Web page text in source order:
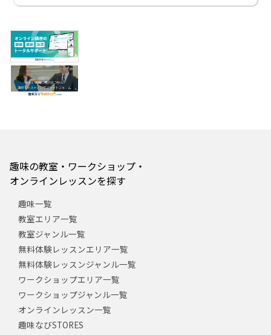
趣味の教室・ワークショップ・
オンラインレッスンを探す
趣味一覧
教室エリア一覧
教室ジャンル一覧
無料体験レッスンエリア一覧
無料体験レッスンジャンル一覧
ワークショップエリア一覧
ワークショップジャンル一覧
オンラインレッスン一覧
趣味なびSTORES